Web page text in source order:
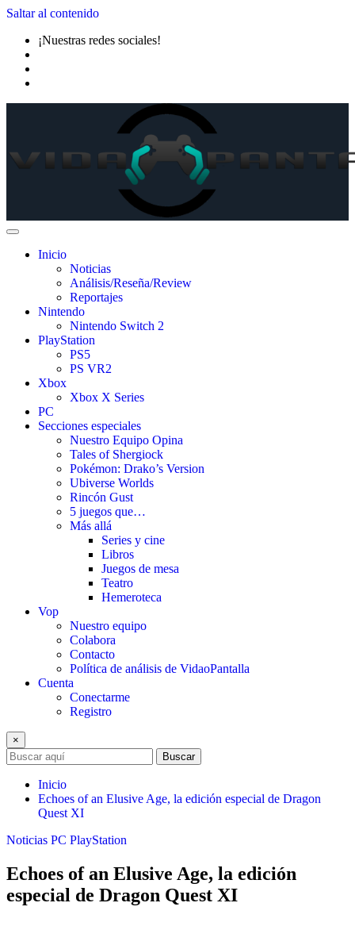
Saltar al contenido
¡Nuestras redes sociales!
Inicio
Noticias
Análisis/Reseña/Review
Reportajes
Nintendo
Nintendo Switch 2
PlayStation
PS5
PS VR2
Xbox
Xbox X Series
PC
Secciones especiales
Nuestro Equipo Opina
Tales of Shergiock
Pokémon: Drako’s Version
Ubiverse Worlds
Rincón Gust
5 juegos que…
Más allá
Series y cine
Libros
Juegos de mesa
Teatro
Hemeroteca
Vop
Nuestro equipo
Colabora
Contacto
Política de análisis de VidaoPantalla
Cuenta
Conectarme
Registro
×
Buscar
Inicio
Echoes of an Elusive Age, la edición especial de Dragon
Quest XI
Noticias PC PlayStation
Echoes of an Elusive Age, la edición
especial de Dragon Quest XI